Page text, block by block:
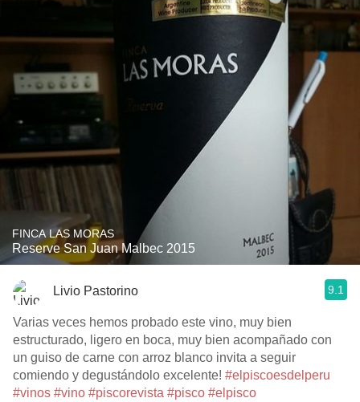
FINCA LAS MORAS
Reserve San Juan Malbec 2015
Livio Pastorino 9.1
Varias veces hemos probado este vino, muy bien
estructurado, ligero en boca, muy bien acompañado con
un guiso de carne con arroz blanco invita a seguir
comiendo y degustándolo excelente! #elpiscoesdelperu
#vinos #vino #piscorevista #pisco #elpisco